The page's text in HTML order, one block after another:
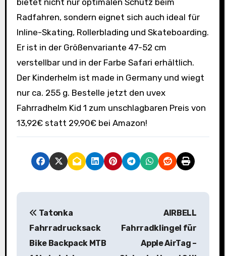
Radfahren, sondern eignet sich auch ideal für
Inline-Skating, Rollerblading und Skateboarding.
Er ist in der Größenvariante 47-52 cm
verstellbar und in der Farbe Safari erhältlich.
Der Kinderhelm ist made in Germany und wiegt
nur ca. 255 g. Bestelle jetzt den uvex
Fahrradhelm Kid 1 zum unschlagbaren Preis von
13,92€ statt 29,90€ bei Amazon!
B
Tatonka
Fahrradrucksack
Bike Backpack MTB
AIRBELL
Fahrradklingel für
Apple AirTag –